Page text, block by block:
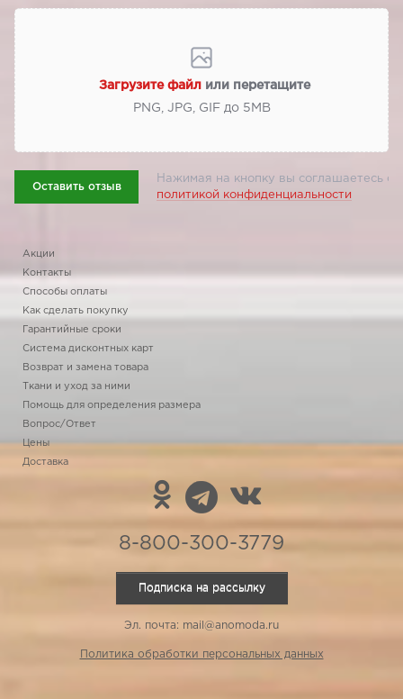
Загрузите файл или перетащите
PNG, JPG, GIF до 5МВ
Оставить отзыв
Нажимая на кнопку вы соглашаетесь с
политикой конфиденциальности
Акции
Контакты
Способы оплаты
Как сделать покупку
Гарантийные сроки
Система дисконтных карт
Возврат и замена товара
Ткани и уход за ними
Помощь для определения размера
Вопрос/Ответ
Цены
Доставка
8-800-300-3779
Подписка на рассылку
Эл. почта: mail@anomoda.ru
Политика обработки персональных данных